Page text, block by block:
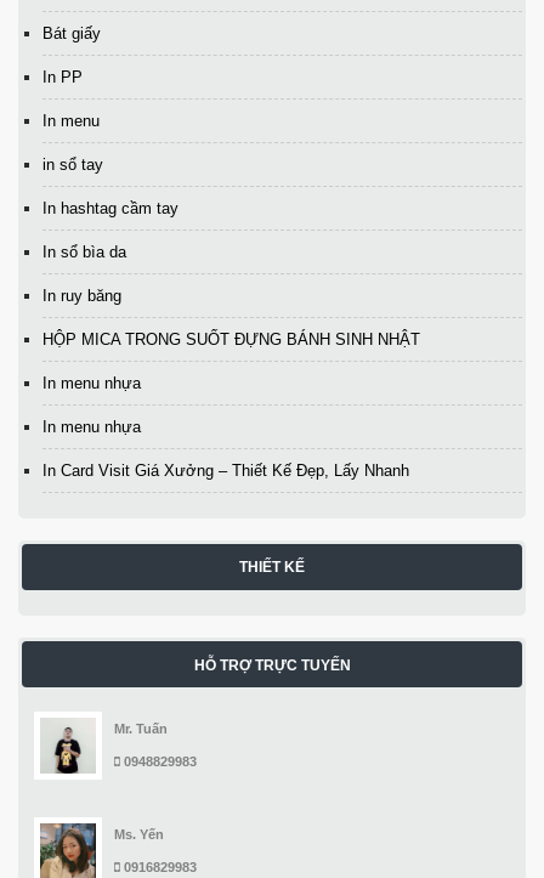
Bát giấy
In PP
In menu
in sổ tay
In hashtag cầm tay
In sổ bìa da
In ruy băng
HỘP MICA TRONG SUỐT ĐỰNG BÁNH SINH NHẬT
In menu nhựa
In menu nhựa
In Card Visit Giá Xưởng – Thiết Kế Đẹp, Lấy Nhanh
THIẾT KẾ
HỖ TRỢ TRỰC TUYẾN
Mr. Tuấn
0948829983
Ms. Yến
0916829983